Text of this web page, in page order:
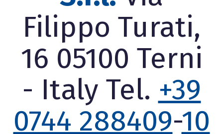
Filippo Turati,
16 05100 Terni
- Italy Tel. +39
0744 288409-10